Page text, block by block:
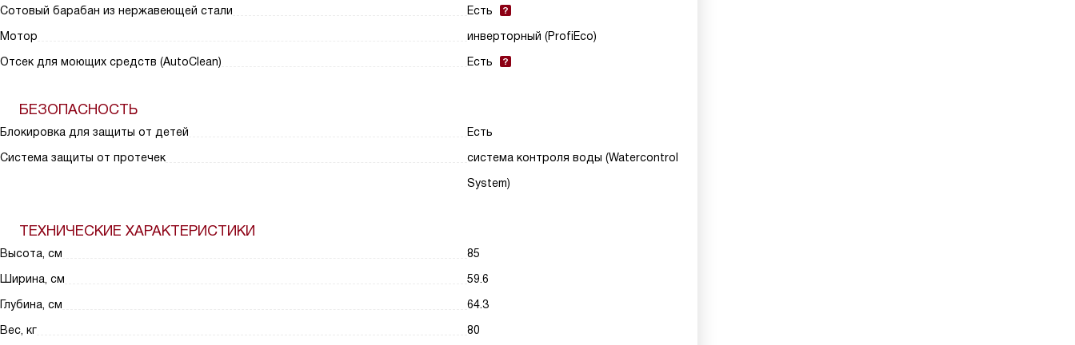
Сотовый барабан из нержавеющей стали
Есть
Мотор
инверторный (ProfiEco)
Отсек для моющих средств (AutoClean)
Есть
БЕЗОПАСНОСТЬ
Блокировка для защиты от детей
Есть
Система защиты от протечек
система контроля воды (Watercontrol
System)
ТЕХНИЧЕСКИЕ ХАРАКТЕРИСТИКИ
Высота, см
85
Ширина, см
59.6
Глубина, см
64.3
Вес, кг
80